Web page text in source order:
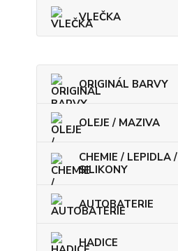
VLEČKA
ORIGINÁL BARVY
OLEJE / MAZIVA
CHEMIE / LEPIDLA /
SILIKONY
AUTOBATERIE
HADICE